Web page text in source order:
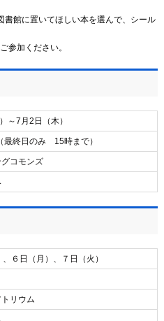
館に置いてほしい本を選んで、シール
参加ください。
～7月2日（木）
最終日のみ 15時まで）
コモンズ
６日（月）、７日（火）
リウム